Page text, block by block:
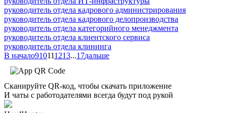
руководитель отдела кадрового администрирования
руководитель отдела кадрового делопроизводства
руководитель отдела категорийного менеджмента
руководитель отдела клиентского сервиса
руководитель отдела клининга
В начало910111213...17дальше
Сканируйте QR-код, чтобы скачать приложение
И чаты с работодателями всегда будут под рукой